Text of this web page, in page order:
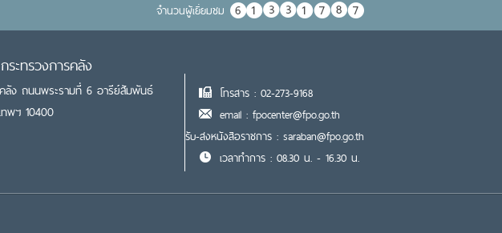
จำนวนผู้เยื่ยมชม
ะทรวงการคลัง
ลัง ถนนพระรามที่ 6 อารีย์สัมพันธ์
พฯ 10400
โทรสาร : 02-273-9168
email : fpocenter@fpo.go.th
รับ-ส่งหนังสือราชการ : saraban@fpo.go.th
เวลาทำการ : 08.30 น. - 16.30 น.